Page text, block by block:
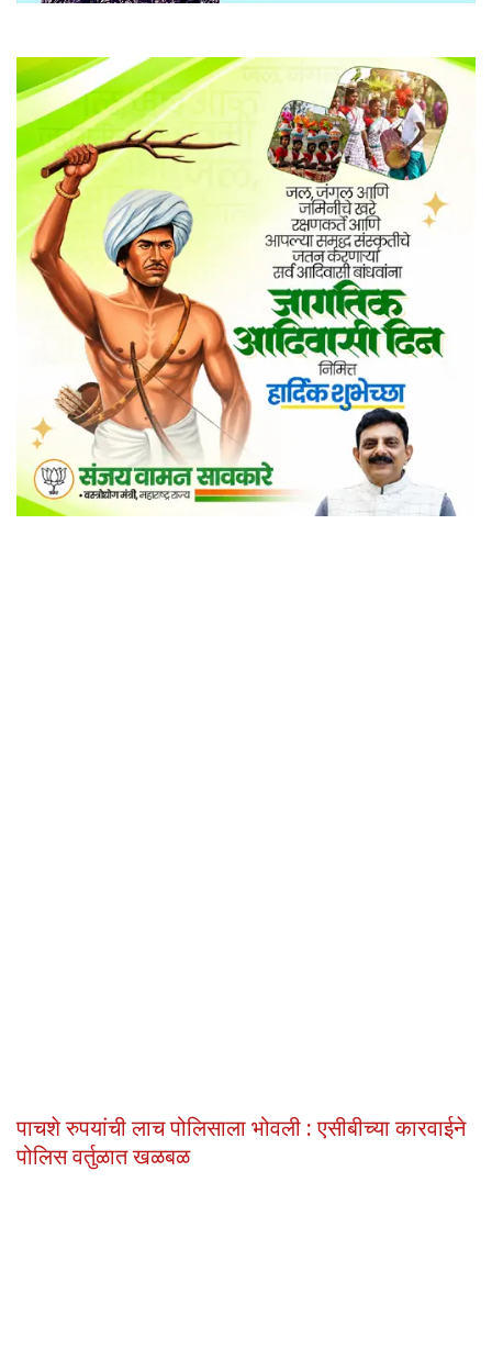
पाचशे रुपयांची लाच पोलिसाला भोवली : एसीबीच्या कारवाईने
पोलिस वर्तुळात खळबळ